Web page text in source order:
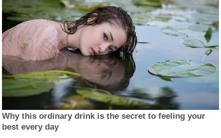
Why this ordinary drink is the secret to feeling your
best every day